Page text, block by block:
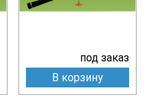
под заказ
В корзину